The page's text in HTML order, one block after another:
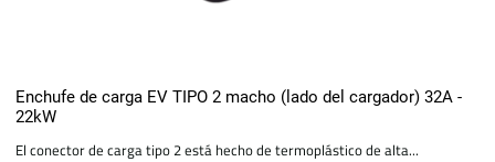
Enchufe de carga EV TIPO 2 macho (lado del cargador) 32A -
22kW
El conector de carga tipo 2 está hecho de termoplástico de alta...